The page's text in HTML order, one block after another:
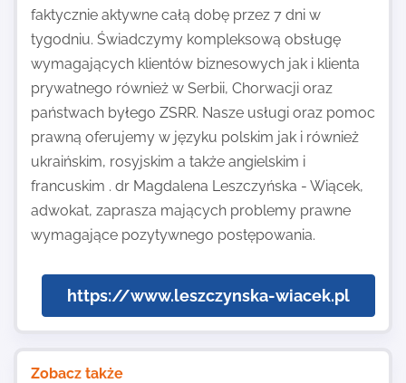
faktycznie aktywne całą dobę przez 7 dni w
tygodniu. Świadczymy kompleksową obsługę
wymagających klientów biznesowych jak i klienta
prywatnego również w Serbii, Chorwacji oraz
państwach byłego ZSRR. Nasze usługi oraz pomoc
prawną oferujemy w języku polskim jak i również
ukraińskim, rosyjskim a także angielskim i
francuskim . dr Magdalena Leszczyńska - Wiącek,
adwokat, zaprasza mających problemy prawne
wymagające pozytywnego postępowania.
https://www.leszczynska-wiacek.pl
Zobacz także